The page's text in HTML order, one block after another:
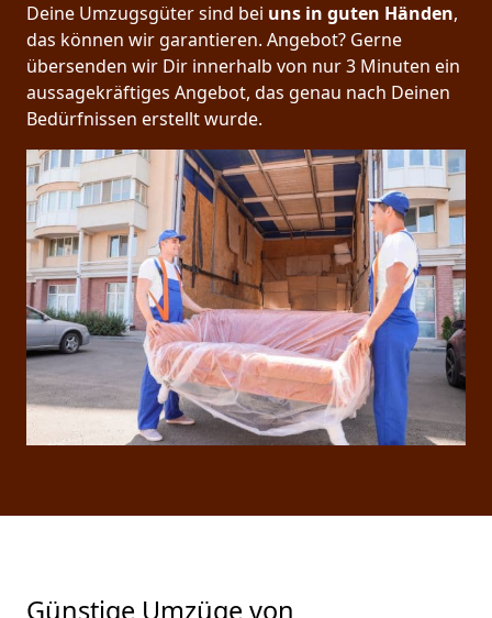
Deine Umzugsgüter sind bei uns in guten Händen,
das können wir garantieren. Angebot? Gerne
übersenden wir Dir innerhalb von nur 3 Minuten ein
aussagekräftiges Angebot, das genau nach Deinen
Bedürfnissen erstellt wurde.
Günstige Umzüge von